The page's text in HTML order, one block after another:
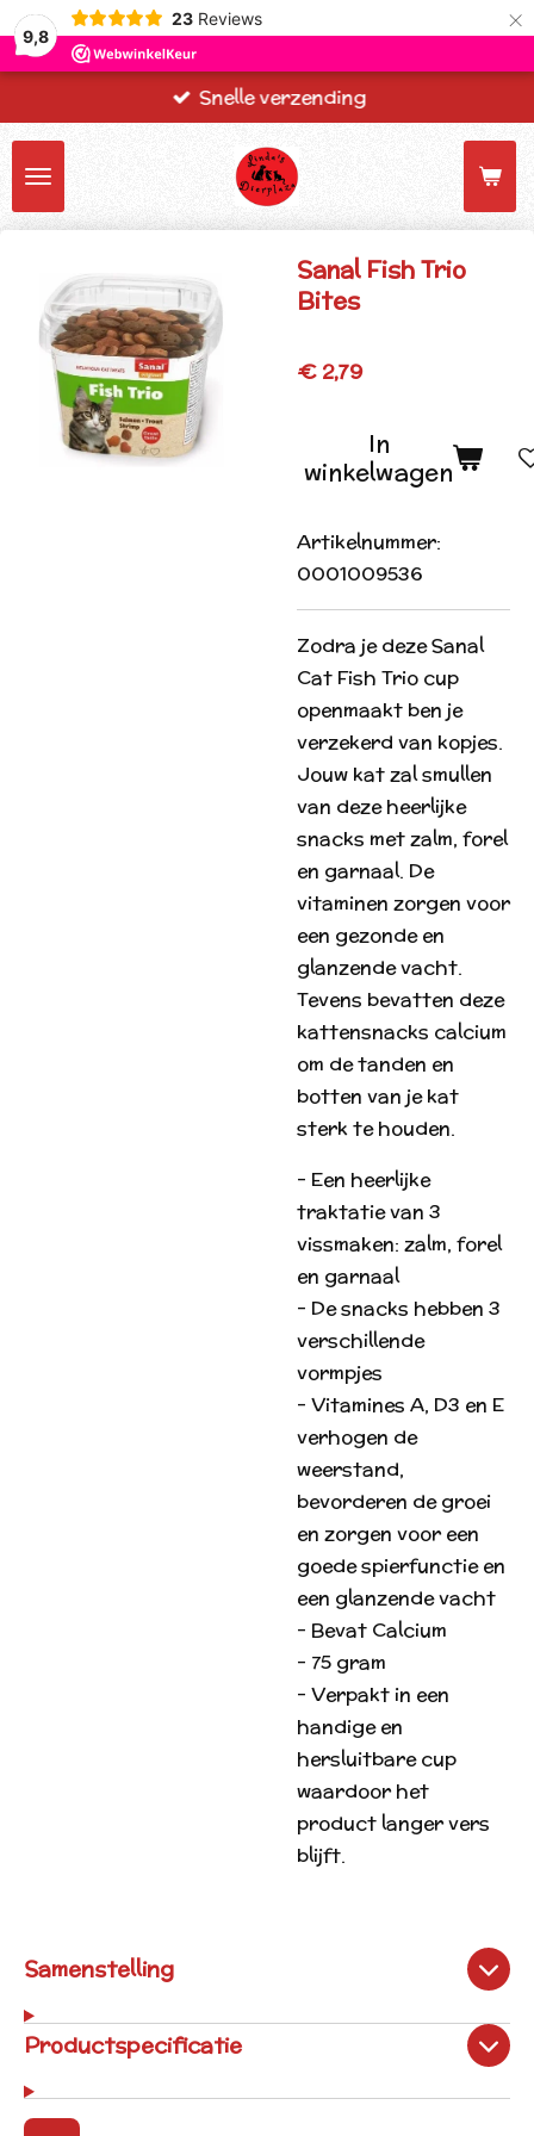
9,8
23 Reviews ×
Snelle verzending
Sanal Fish Trio
Bites
€ 2,79
In
winkelwagen
Artikelnummer:
0001009536
Zodra je deze Sanal
Cat Fish Trio cup
openmaakt ben je
verzekerd van kopjes.
Jouw kat zal smullen
van deze heerlijke
snacks met zalm, forel
en garnaal. De
vitaminen zorgen voor
een gezonde en
glanzende vacht.
Tevens bevatten deze
kattensnacks calcium
om de tanden en
botten van je kat
sterk te houden.
- Een heerlijke
traktatie van 3
vissmaken: zalm, forel
en garnaal
- De snacks hebben 3
verschillende
vormpjes
- Vitamines A, D3 en E
verhogen de
weerstand,
bevorderen de groei
en zorgen voor een
goede spierfunctie en
een glanzende vacht
- Bevat Calcium
- 75 gram
- Verpakt in een
handige en
hersluitbare cup
waardoor het
product langer vers
blijft.
Samenstelling
Productspecificatie